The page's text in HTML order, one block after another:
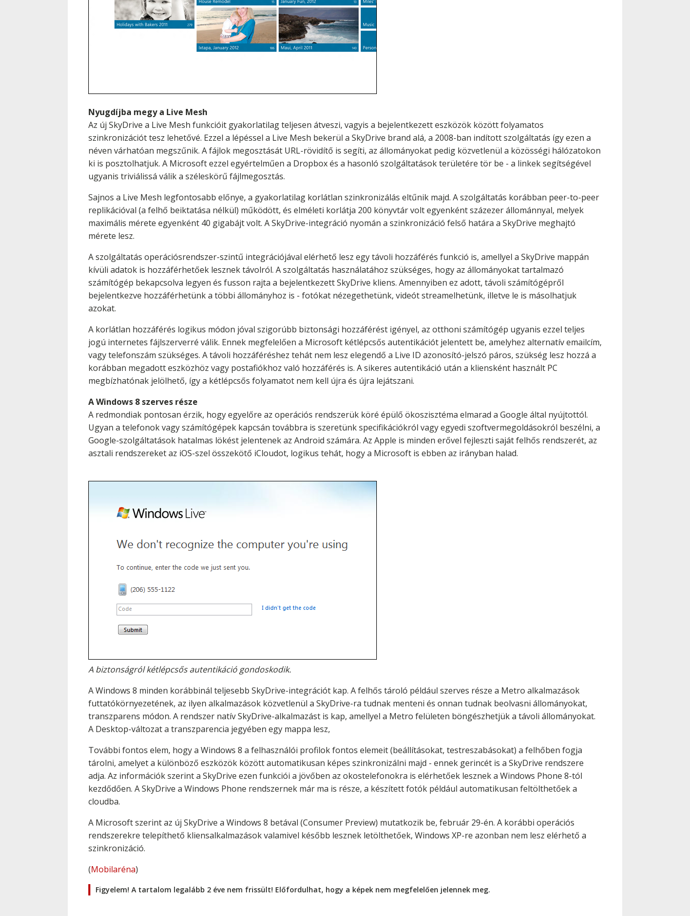
Nyugdíjba megy a Live Mesh
Az új SkyDrive a Live Mesh funkcióit gyakorlatilag teljesen átveszi, vagyis a bejelentkezett eszközök között folyamatos
szinkronizációt tesz lehetővé. Ezzel a lépéssel a Live Mesh bekerül a SkyDrive brand alá, a 2008-ban indított szolgáltatás így ezen a
néven várhatóan megszűnik. A fájlok megosztását URL-rövidítő is segíti, az állományokat pedig közvetlenül a közösségi hálózatokon
ki is posztolhatjuk. A Microsoft ezzel egyértelműen a Dropbox és a hasonló szolgáltatások területére tör be - a linkek segítségével
ugyanis triviálissá válik a széleskörű fájlmegosztás.
Sajnos a Live Mesh legfontosabb előnye, a gyakorlatilag korlátlan szinkronizálás eltűnik majd. A szolgáltatás korábban peer-to-peer
replikációval (a felhő beiktatása nélkül) működött, és elméleti korlátja 200 könyvtár volt egyenként százezer állománnyal, melyek
maximális mérete egyenként 40 gigabájt volt. A SkyDrive-integráció nyomán a szinkronizáció felső határa a SkyDrive meghajtó
mérete lesz.
A szolgáltatás operációsrendszer-szintű integrációjával elérhető lesz egy távoli hozzáférés funkció is, amellyel a SkyDrive mappán
kívüli adatok is hozzáférhetőek lesznek távolról. A szolgáltatás használatához szükséges, hogy az állományokat tartalmazó
számítógép bekapcsolva legyen és fusson rajta a bejelentkezett SkyDrive kliens. Amennyiben ez adott, távoli számítógépről
bejelentkezve hozzáférhetünk a többi állományhoz is - fotókat nézegethetünk, videót streamelhetünk, illetve le is másolhatjuk
azokat.
A korlátlan hozzáférés logikus módon jóval szigorúbb biztonsági hozzáférést igényel, az otthoni számítógép ugyanis ezzel teljes
jogú internetes fájlszerverré válik. Ennek megfelelően a Microsoft kétlépcsős autentikációt jelentett be, amelyhez alternatív emailcím,
vagy telefonszám szükséges. A távoli hozzáféréshez tehát nem lesz elegendő a Live ID azonosító-jelszó páros, szükség lesz hozzá a
korábban megadott eszközhöz vagy postafiókhoz való hozzáférés is. A sikeres autentikáció után a kliensként használt PC
megbízhatónak jelölhető, így a kétlépcsős folyamatot nem kell újra és újra lejátszani.
A Windows 8 szerves része
A redmondiak pontosan érzik, hogy egyelőre az operációs rendszerük köré épülő ökoszisztéma elmarad a Google által nyújtottól.
Ugyan a telefonok vagy számítógépek kapcsán továbbra is szeretünk specifikációkról vagy egyedi szoftvermegoldásokról beszélni, a
Google-szolgáltatások hatalmas lökést jelentenek az Android számára. Az Apple is minden erővel fejleszti saját felhős rendszerét, az
asztali rendszereket az iOS-szel összekötő iCloudot, logikus tehát, hogy a Microsoft is ebben az irányban halad.
A biztonságról kétlépcsős autentikáció gondoskodik.
A Windows 8 minden korábbinál teljesebb SkyDrive-integrációt kap. A felhős tároló például szerves része a Metro alkalmazások
futtatókörnyezetének, az ilyen alkalmazások közvetlenül a SkyDrive-ra tudnak menteni és onnan tudnak beolvasni állományokat,
transzparens módon. A rendszer natív SkyDrive-alkalmazást is kap, amellyel a Metro felületen böngészhetjük a távoli állományokat.
A Desktop-változat a transzparencia jegyében egy mappa lesz,
További fontos elem, hogy a Windows 8 a felhasználói profilok fontos elemeit (beállításokat, testreszabásokat) a felhőben fogja
tárolni, amelyet a különböző eszközök között automatikusan képes szinkronizálni majd - ennek gerincét is a SkyDrive rendszere
adja. Az információk szerint a SkyDrive ezen funkciói a jövőben az okostelefonokra is elérhetőek lesznek a Windows Phone 8-tól
kezdődően. A SkyDrive a Windows Phone rendszernek már ma is része, a készített fotók például automatikusan feltölthetőek a
cloudba.
A Microsoft szerint az új SkyDrive a Windows 8 betával (Consumer Preview) mutatkozik be, február 29-én. A korábbi operációs
rendszerekre telepíthető kliensalkalmazások valamivel később lesznek letölthetőek, Windows XP-re azonban nem lesz elérhető a
szinkronizáció.
(Mobilaréna)
Figyelem! A tartalom legalább 2 éve nem frissült! Előfordulhat, hogy a képek nem megfelelően jelennek meg.